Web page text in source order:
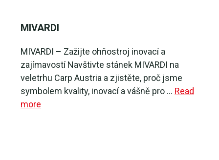
MIVARDI
MIVARDI – Zažijte ohňostroj inovací a
zajímavostí Navštivte stánek MIVARDI na
veletrhu Carp Austria a zjistěte, proč jsme
symbolem kvality, inovací a vášně pro … Read
more